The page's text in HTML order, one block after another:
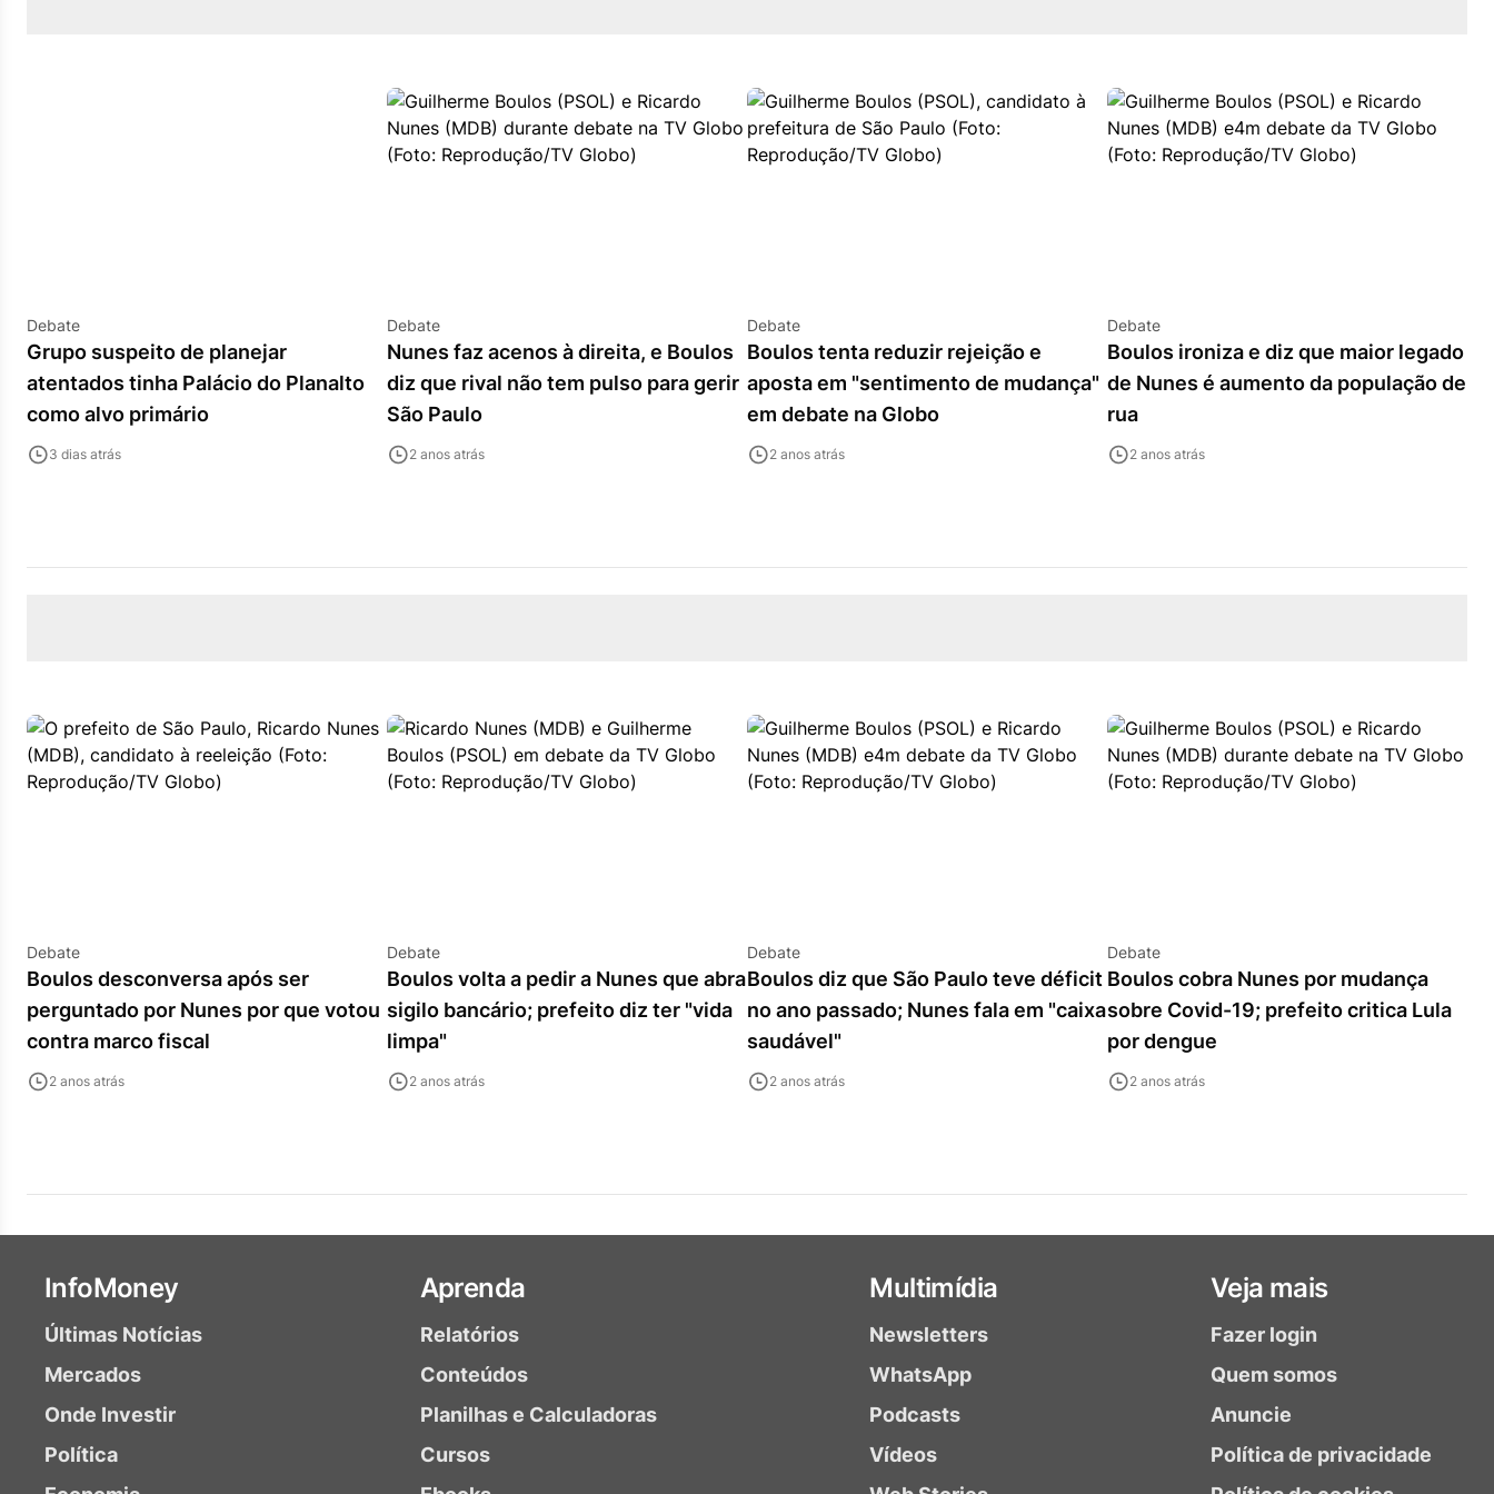
Debate
Grupo suspeito de planejar
atentados tinha Palácio do Planalto
como alvo primário
3 dias atrás
Debate
Nunes faz acenos à direita, e Boulos
diz que rival não tem pulso para gerir
São Paulo
2 anos atrás
Debate
Boulos tenta reduzir rejeição e
aposta em "sentimento de mudança"
em debate na Globo
2 anos atrás
Debate
Boulos ironiza e diz que maior legado
de Nunes é aumento da população de
rua
2 anos atrás
Debate
Boulos desconversa após ser
perguntado por Nunes por que votou
contra marco fiscal
2 anos atrás
Debate
Boulos volta a pedir a Nunes que abra
sigilo bancário; prefeito diz ter "vida
limpa"
2 anos atrás
Debate
Boulos diz que São Paulo teve déficit
no ano passado; Nunes fala em "caixa
saudável"
2 anos atrás
Debate
Boulos cobra Nunes por mudança
sobre Covid-19; prefeito critica Lula
por dengue
2 anos atrás
InfoMoney
Últimas Notícias
Mercados
Onde Investir
Política
Aprenda
Relatórios
Conteúdos
Planilhas e Calculadoras
Cursos
Multimídia
Newsletters
WhatsApp
Podcasts
Vídeos
Veja mais
Fazer login
Quem somos
Anuncie
Política de privacidade